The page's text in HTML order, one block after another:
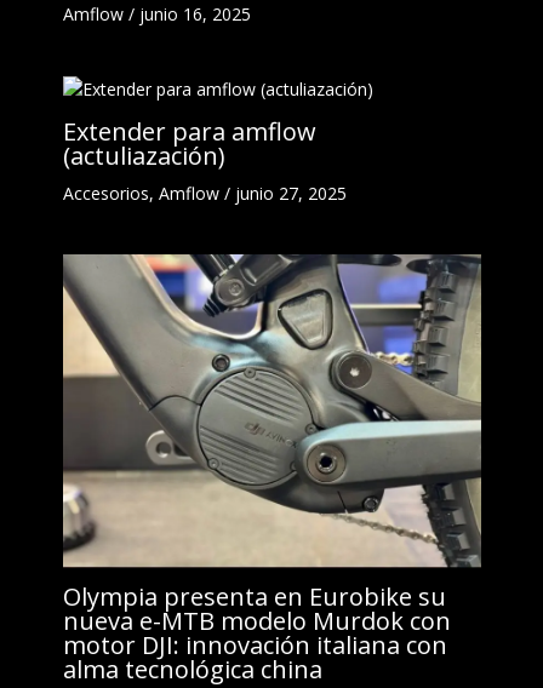
Amflow/ junio 16, 2025
Extender para amflow
(actuliazación)
Accesorios, Amflow/ junio 27, 2025
Olympia presenta en Eurobike su
nueva e-MTB modelo Murdok con
motor DJI: innovación italiana con
alma tecnológica china